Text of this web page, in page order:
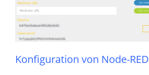
Konfiguration von Node-RED